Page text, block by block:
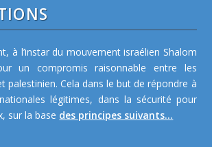
à l’instar du mouvement israélien Shalom
un compromis raisonnable entre les
palestinien. Cela dans le but de répondre à
légitimes, dans la sécurité pour
sur la base des principes suivants...